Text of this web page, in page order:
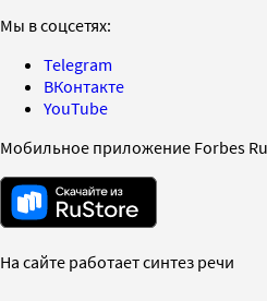
Мы в соцсетях:
Telegram
ВКонтакте
YouTube
Мобильное приложение Forbes
На сайте работает синтез речи